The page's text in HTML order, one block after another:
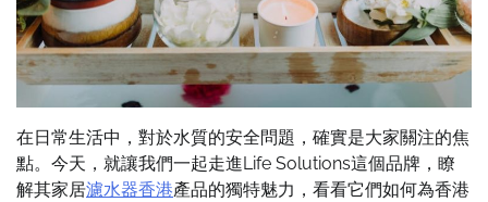
在日常生活中，對於水質的安全問題，確實是大家關注的焦
點。今天，就讓我們一起走進Life Solutions這個品牌，瞭
解其家居濾水器香港產品的獨特魅力，看看它們如何為香港